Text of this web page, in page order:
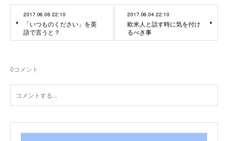
2017.06.06 22:10
「いつものください」を英
語で言うと？
2017.06.04 22:10
欧米人と話す時に気を付け
るべき事
0コメント